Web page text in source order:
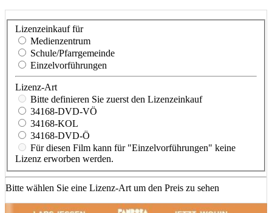
Lizenzeinkauf für
Medienzentrum
Schule/Pfarrgemeinde
Einzelvorführungen
Lizenz-Art
Bitte definieren Sie zuerst den Lizenzeinkauf
34168-DVD-VÖ
34168-KOL
34168-DVD-Ö
Lizenz erworben werden.
Bitte wählen Sie eine Lizenz-Art um den Preis zu sehen